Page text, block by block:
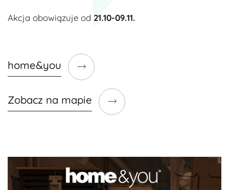
Akcja obowiązuje od 21.10-09.11.
home&you
Zobacz na mapie